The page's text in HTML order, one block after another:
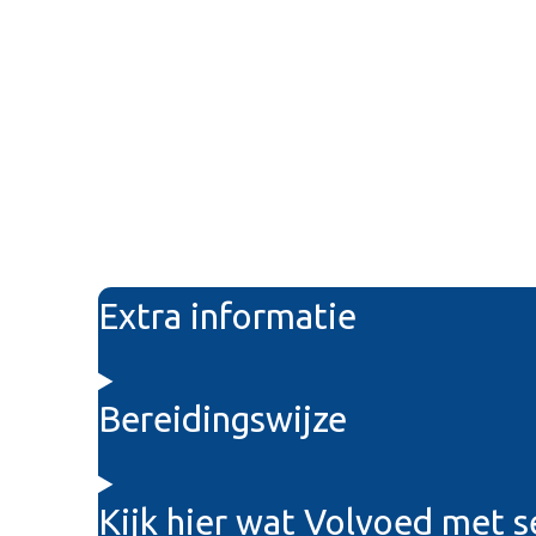
Extra informatie
Bereidingswijze
Kijk hier wat Volvoed met